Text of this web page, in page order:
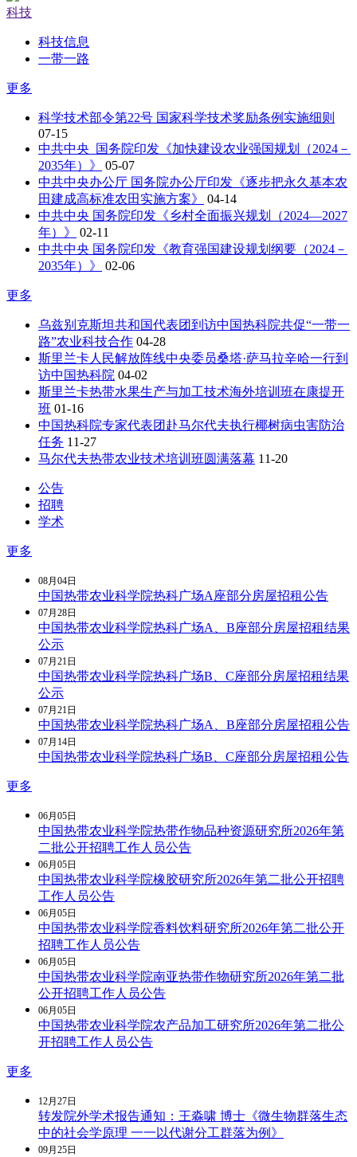
科技
科技信息
一带一路
更多
科学技术部令第22号 国家科学技术奖励条例实施细则
07-15
中共中央 国务院印发《加快建设农业强国规划（2024－
2035年）》
05-07
中共中央办公厅 国务院办公厅印发《逐步把永久基本农
田建成高标准农田实施方案》
04-14
中共中央 国务院印发《乡村全面振兴规划（2024—2027
年）》
02-11
中共中央 国务院印发《教育强国建设规划纲要（2024－
2035年）》
02-06
更多
乌兹别克斯坦共和国代表团到访中国热科院共促“一带一
路”农业科技合作 04-28
斯里兰卡人民解放阵线中央委员桑塔·萨马拉辛哈一行到
访中国热科院 04-02
斯里兰卡热带水果生产与加工技术海外培训班在康提开
班 01-16
中国热科院专家代表团赴马尔代夫执行椰树病虫害防治
任务 11-27
马尔代夫热带农业技术培训班圆满落幕 11-20
公告
招聘
学术
更多
08月 04日
中国热带农业科学院热科广场A座部分房屋招租公告
07月 28日
中国热带农业科学院热科广场A、B座部分房屋招租结果
公示
07月 21日
中国热带农业科学院热科广场B、C座部分房屋招租结果
公示
07月 21日
中国热带农业科学院热科广场A、B座部分房屋招租公告
07月 14日
中国热带农业科学院热科广场B、C座部分房屋招租公告
更多
06月 05日
中国热带农业科学院热带作物品种资源研究所2026年第
二批公开招聘工作人员公告
06月 05日
中国热带农业科学院橡胶研究所2026年第二批公开招聘
工作人员公告
06月 05日
中国热带农业科学院香料饮料研究所2026年第二批公开
招聘工作人员公告
06月 05日
中国热带农业科学院南亚热带作物研究所2026年第二批
公开招聘工作人员公告
06月 05日
中国热带农业科学院农产品加工研究所2026年第二批公
开招聘工作人员公告
更多
12月 27日
转发院外学术报告通知：王淼啸 博士《微生物群落生态
中的社会学原理 一一以代谢分工群落为例》
09月 25日